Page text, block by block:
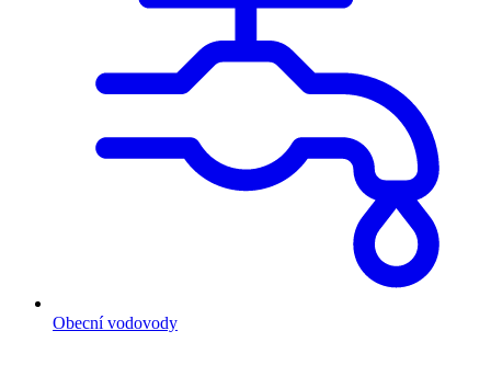
Obecní vodovody